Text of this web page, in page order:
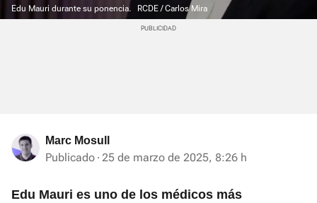
Edu Mauri durante su ponencia. RCDE / Carlos Mira
Marc Mosull
Publicado 25 de marzo de 2025, 8:26 h
Edu Mauri es uno de los médicos más